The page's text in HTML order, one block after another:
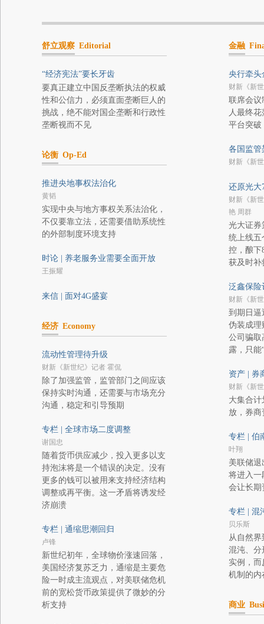
舒立观察 Editorial
“经济宪法”要长牙齿
要真正建立中国反垄断执法的权威
性和公信力，必须直面垄断巨人的
挑战，绝不能对国企垄断和行政性
垄断视而不见
论衡 Op-Ed
推进央地事权法治化
黄韬
实现中央与地方事权关系法治化，
不仅要靠立法，还需要借助系统性
的外部制度环境支持
时论 | 养老服务业需要全面开放
王振耀
来信 | 面对4G盛宴
经济 Economy
流动性管理待升级
财新《新世纪》记者 霍侃
除了加强监管，监管部门之间应该
保持实时沟通，还需要与市场充分
沟通，稳定和引导预期
专栏 | 全球市场二度调整
谢国忠
随着货币供应减少，投入更多以支
持泡沫将是一个错误的决定。没有
更多的钱可以被用来支持经济结构
调整或再平衡。这一矛盾将诱发经
济崩溃
专栏 | 通缩思潮回归
卢锋
新世纪初年，全球物价涨速回落，
美国经济复苏乏力，通缩是主要危
险一时成主流观点，对美联储危机
前的宽松货币政策提供了微妙的分
析支持
金融
央行牵头
财新《新
联席会议
人最终
平台突破
各国监管
财新《新
还原光大
财新《新
艳 周群
光大证券
统上线五
控，酿下
获及时补
泛鑫保险
财新《新
到期日逼
伪装成理
公司骗取
露，只能
资产 | 券
财新《新
大集合
放，券
专栏 | 伯
叶翔
美联储退
将进入一
会让长期
专栏 | 混
贝乐斯
从自然
混沌、分
实例，
机制的内
商业